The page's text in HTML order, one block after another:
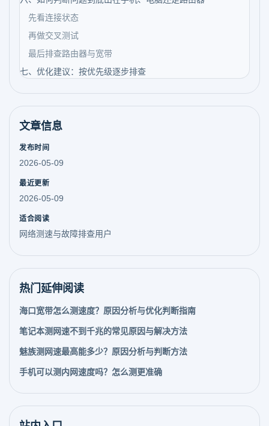
先看连接状态
再做交叉测试
最后排查路由器与宽带
七、优化建议：按优先级逐步排查
文章信息
发布时间
2026-05-09
最近更新
2026-05-09
适合阅读
网络测速与故障排查用户
热门延伸阅读
海口宽带怎么测速度？原因分析与优化判断指南
笔记本测网速不到千兆的常见原因与解决方法
魅族测网速最高能多少？原因分析与判断方法
手机可以测内网速度吗？怎么测更准确